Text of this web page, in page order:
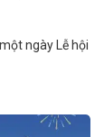
ngày Lễ hội